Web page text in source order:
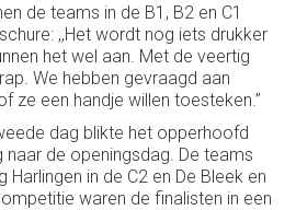
de teams in de B1, B2 en C1
,,Het wordt nog iets drukker
het wel aan. Met de veertig
We hebben gevraagd aan
ze een handje willen toesteken.’’
dag blikte het opperhoofd
naar de openingsdag. De teams
Harlingen in de C2 en De Bleek en
waren de finalisten in een